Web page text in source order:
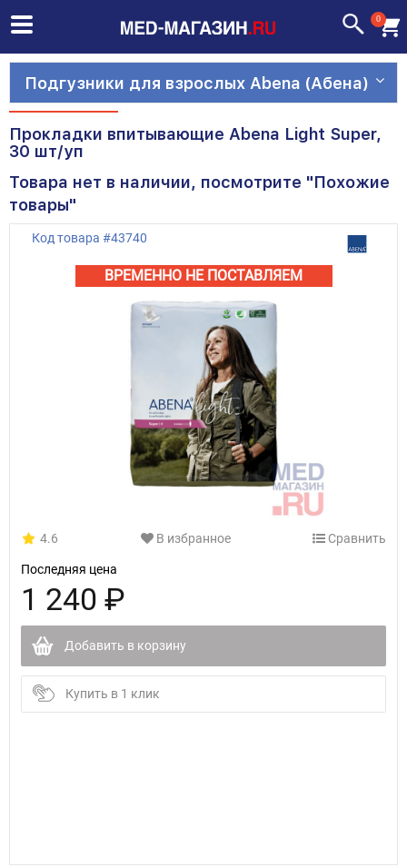
0
Подгузники для взрослых Abena (Абена)
Прокладки впитывающие Abena Light Super,
30 шт/уп
Товара нет в наличии, посмотрите "Похожие
товары"
Код товара #43740
ВРЕМЕННО НЕ ПОСТАВЛЯЕМ
4.6 В избранное Сравнить
Последняя цена
1 240 ₽
Добавить в корзину
Купить в 1 клик